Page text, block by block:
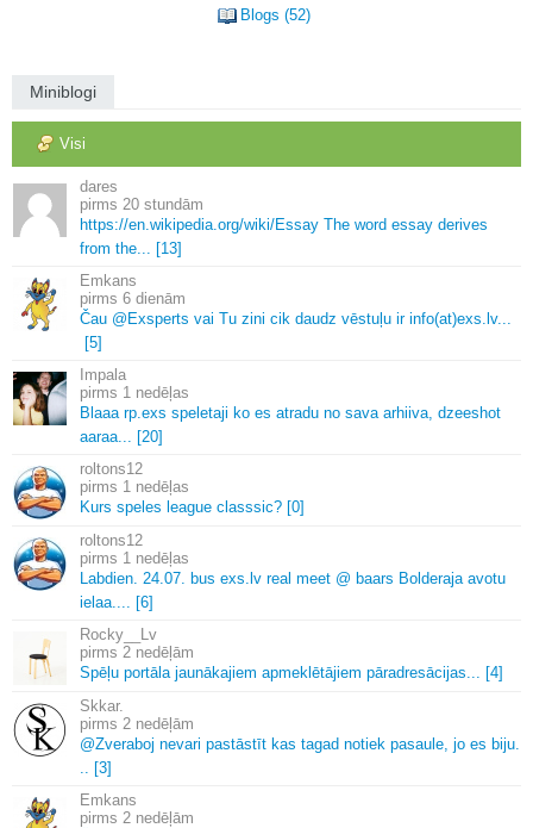
Blogs (52)
Miniblogi
Visi
dares
20 stundām
https://en.wikipedia.org/wiki/Essay The word essay derives
from the... [13]
Emkans
6 dienām
Čau @Exsperts vai Tu zini cik daudz vēstuļu ir info(at)exs. lv...
[5]
Impala
1 nedēļas
Blaaa rp.exs speletaji ko es atradu no sava arhiiva, dzeeshot
aaraa... [20]
roltons12
1 nedēļas
Kurs speles league classsic? [0]
roltons12
1 nedēļas
Labdien. 24.07. bus exs. lv real meet @ baars Bolderaja avotu
ielaa.... [6]
Rocky__Lv
2 nedēļām
Spēļu portāla jaunākajiem apmeklētājiem pāradresācijas... [4]
Skkar.
2 nedēļām
@Zveraboj nevari pastāstīt kas tagad notiek pasaule, jo es biju.
.. [3]
Emkans
2 nedēļām